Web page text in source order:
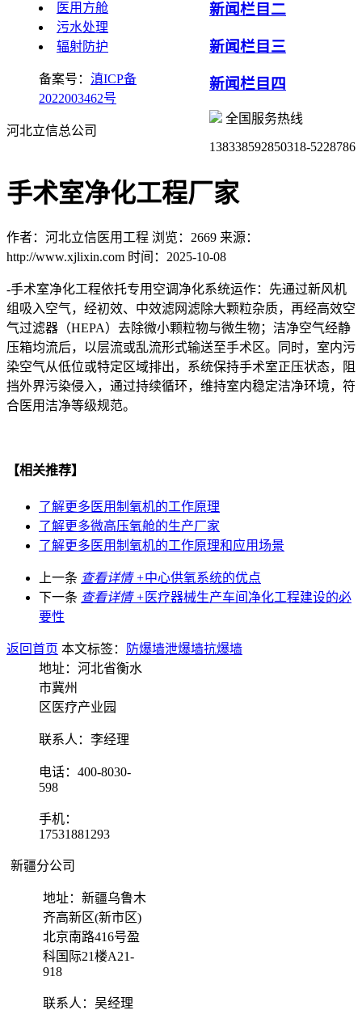
新闻栏目二
新闻栏目三
新闻栏目四
全国服务热线
138338592850318-5228786
手术室净化工程厂家
作者：河北立信医用工程 浏览：2669 来源：
http://www.xjlixin.com 时间：2025-10-08
-手术室净化工程依托专用空调净化系统运作：先通过新风机
组吸入空气，经初效、中效滤网滤除大颗粒杂质，再经高效空
气过滤器（HEPA）去除微小颗粒物与微生物；洁净空气经静
压箱均流后，以层流或乱流形式输送至手术区。同时，室内污
染空气从低位或特定区域排出，系统保持手术室正压状态，阻
挡外界污染侵入，通过持续循环，维持室内稳定洁净环境，符
合医用洁净等级规范。
【相关推荐】
了解更多 医用制氧机的工作原理
了解更多微高压氧舱的生产厂家
了解更多 医用制氧机的工作原理和应用场景
上一条 查看详情 +中心供氧系统的优点
下一条 查看详情 + 医疗器械生产车间净化工程建设的必
要性
返回首页 本文标签： 防爆墙泄爆墙抗爆墙
医用方舱
污水处理
辐射防护
备案号： 滇ICP备
2022003462号
河北立信总公司
地址：河北省衡水
市冀州
区医疗产业园
联系人：李经理
电话：400-8030-
598
手机：
17531881293
新疆分公司
地址：新疆乌鲁木
齐高新区(新市区)
北京南路416号盈
科国际21楼A21-
918
联系人：吴经理